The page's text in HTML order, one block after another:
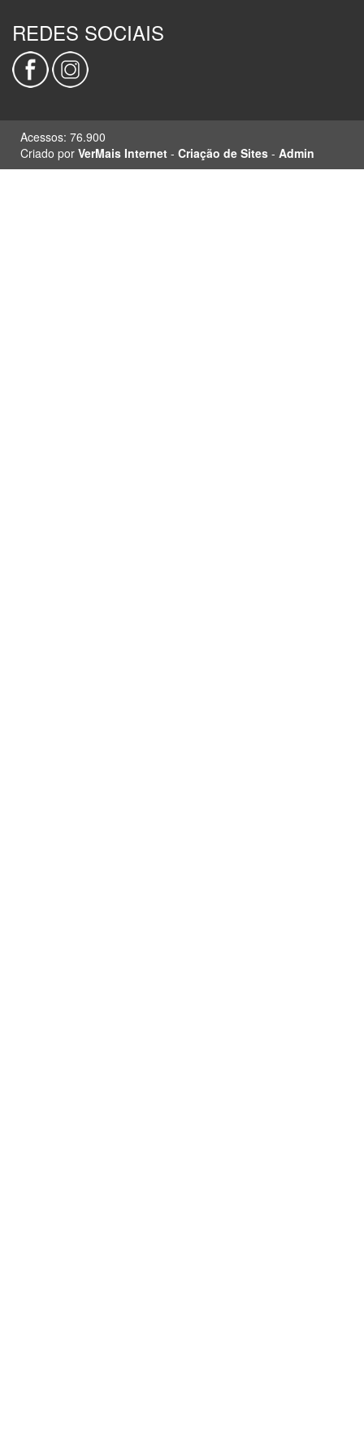
REDES SOCIAIS
Acessos: 76.900
Criado por VerMais Internet - Criação de Sites - Admin